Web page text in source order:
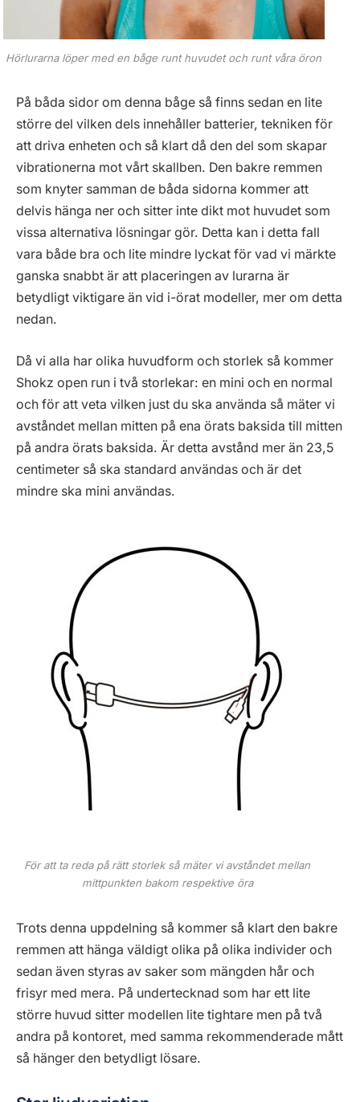
Hörlurarna löper med en båge runt huvudet och runt våra öron
På båda sidor om denna båge så finns sedan en lite
större del vilken dels innehåller batterier, tekniken för
att driva enheten och så klart då den del som skapar
vibrationerna mot vårt skallben. Den bakre remmen
som knyter samman de båda sidorna kommer att
delvis hänga ner och sitter inte dikt mot huvudet som
vissa alternativa lösningar gör. Detta kan i detta fall
vara både bra och lite mindre lyckat för vad vi märkte
ganska snabbt är att placeringen av lurarna är
betydligt viktigare än vid i-örat modeller, mer om detta
nedan.
Då vi alla har olika huvudform och storlek så kommer
Shokz open run i två storlekar: en mini och en normal
och för att veta vilken just du ska använda så mäter vi
avståndet mellan mitten på ena örats baksida till mitten
på andra örats baksida. Är detta avstånd mer än 23,5
centimeter så ska standard användas och är det
mindre ska mini användas.
För att ta reda på rätt storlek så mäter vi avståndet mellan
mittpunkten bakom respektive öra
Trots denna uppdelning så kommer så klart den bakre
remmen att hänga väldigt olika på olika individer och
sedan även styras av saker som mängden hår och
frisyr med mera. På undertecknad som har ett lite
större huvud sitter modellen lite tightare men på två
andra på kontoret, med samma rekommenderade mått
så hänger den betydligt lösare.